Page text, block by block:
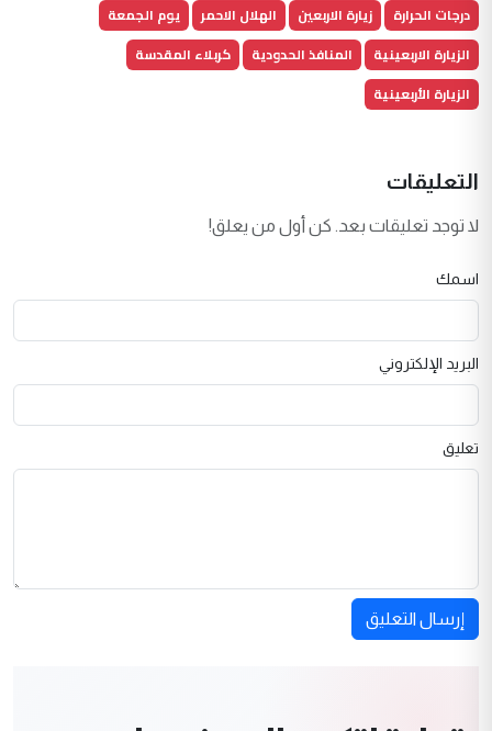
درجات الحرارة زيارة الاربعين الهلال الاحمر
يوم الجمعة
الزيارة الاربعينية
المنافذ الحدودية
كربلاء المقدسة
الزيارة الأربعينية
التعليقات
لا توجد تعليقات بعد. كن أول من يعلق!
اسمك
البريد الإلكتروني
تعليق
إرسال التعليق